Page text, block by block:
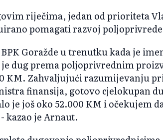
riječima, jedan od prioriteta
pomagati razvoj
Goražde u trenutku kada je
je dug prema poljoprivrednim
KM. Zahvaljujući razumijevanju
finansija, gotovo cjelokupan
je još oko 52.000 KM i očekujem
kazao je Arnaut.